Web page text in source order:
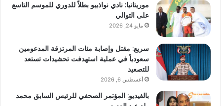
موريتانيا: نادي نواذيبو بطلاً للدوري للموسم التاسع
على التوالي
مايو 24, 2026
سريع: مقتل وإصابة مئات المرتزقة المدعومين
سعودياً في عملية استهدفت تحشيدات تستعد
للتصعيد
أغسطس 6, 2026
بالفيديو: المؤتمر الصحفي للرئيس السابق محمد